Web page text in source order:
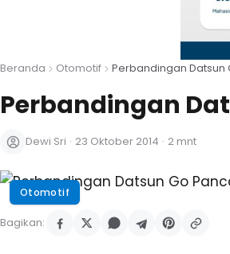
Beranda Otomotif Perbandingan Datsun
Perbandingan
Dewi Sri · 23 Oktober 2014 · 2 mnt
Otomotif
Bagikan: